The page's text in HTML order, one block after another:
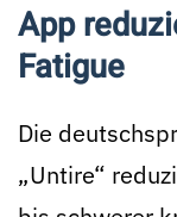
App
Fatigue
Die
„Untire“